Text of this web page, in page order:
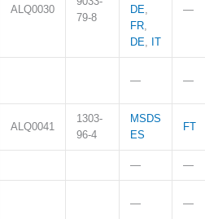
ALQ0030
79-8
DE,
FR,
DE, IT
—
— —
ALQ0041
1303-
96-4
MSDS
ES
FT
— —
— —